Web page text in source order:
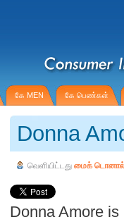
கே MEN கே பெண்கள்
Donna
வெளியிட்டது மைக்
Donna Amore